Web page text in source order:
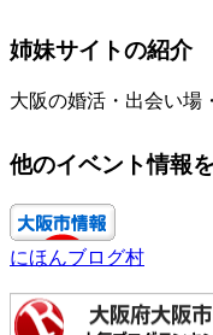
姉妹サイトの紹介
大阪の婚活・出会い場
他のイベント情報
にほんブログ村